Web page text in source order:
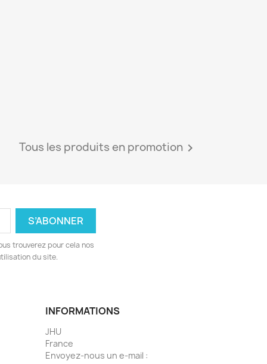
Tous les produits en promotion 
trouverez pour cela nos
du site.
INFORMATIONS
JHU
France
Envoyez-nous un e-mail :